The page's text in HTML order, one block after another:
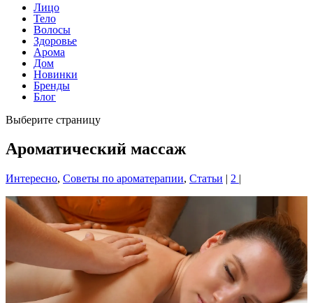
Лицо
Тело
Волосы
Здоровье
Арома
Дом
Новинки
Бренды
Блог
Выберите страницу
Ароматический массаж
Интересно, Советы по ароматерапии, Статьи | 2 |